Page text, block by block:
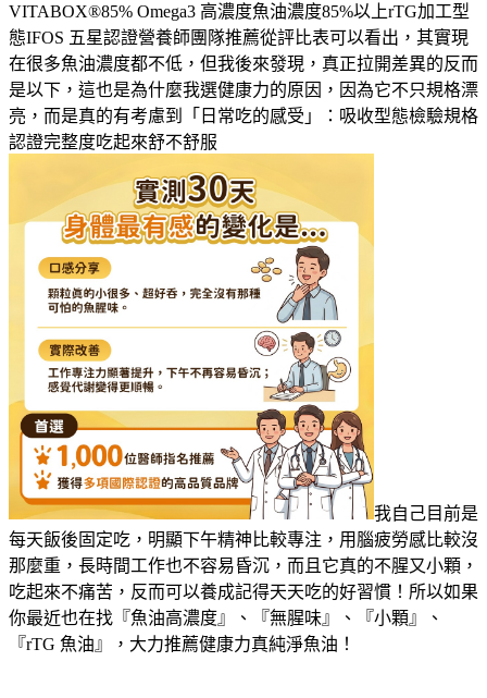
VITABOX®85% Omega3 高濃度魚油濃度85%以上rTG加工型
態IFOS 五星認證營養師團隊推薦從評比表可以看出，其實現
在很多魚油濃度都不低，但我後來發現，真正拉開差異的反而
是以下，這也是為什麼我選健康力的原因，因為它不只規格漂
亮，而是真的有考慮到「日常吃的感受」：吸收型態檢驗規格
認證完整度吃起來舒不舒服
我自己目前是
每天飯後固定吃，明顯下午精神比較專注，用腦疲勞感比較沒
那麼重，長時間工作也不容易昏沉，而且它真的不腥又小顆，
吃起來不痛苦，反而可以養成記得天天吃的好習慣！所以如果
你最近也在找『魚油高濃度』、『無腥味』、『小顆』、
『rTG 魚油』，大力推薦健康力真純淨魚油！